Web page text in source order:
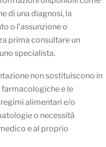
di una diagnosi, la
o l’assunzione o
prima consultare un
specialista.
non sostituiscono in
e le
alimentari e/o
o necessità
e al proprio